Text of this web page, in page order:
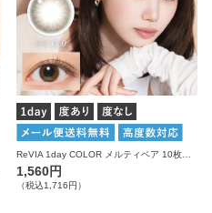
ReVIA 1day COLOR メルティベア 10枚入り レヴィア カラコン
1,560円
（税込1,716円）